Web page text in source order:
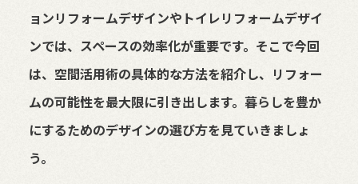
ョンリフォームデザインやトイレリフォームデザイ
ンでは、スペースの効率化が重要です。そこで今回
は、空間活用術の具体的な方法を紹介し、リフォー
ムの可能性を最大限に引き出します。暮らしを豊か
にするためのデザインの選び方を見ていきましょ
う。